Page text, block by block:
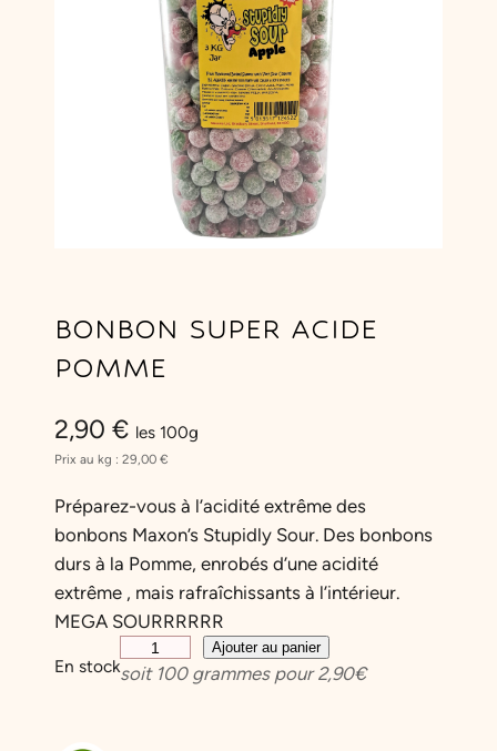
BONBON SUPER ACIDE
POMME
2,90 € les 100g
Prix au kg : 29,00 €
Préparez-vous à l’acidité extrême des
bonbons Maxon’s Stupidly Sour. Des bonbons
durs à la Pomme, enrobés d’une acidité
extrême , mais rafraîchissants à l’intérieur.
MEGA SOURRRRRR
En stock
u
Ajouter au panier
soit 100grammes pour2,90€